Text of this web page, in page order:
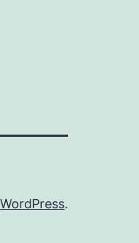
WordPress.